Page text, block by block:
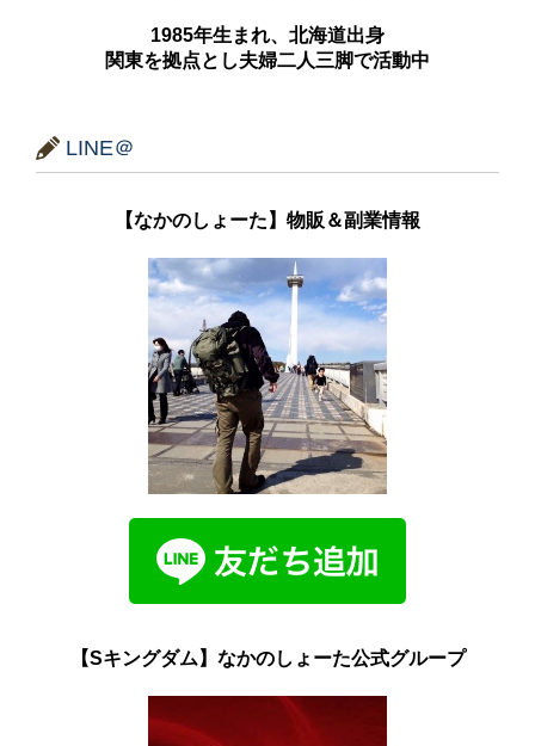
1985年生まれ、北海道出身
関東を拠点とし夫婦二人三脚で活動中
LINE＠
【なかのしょーた】物販＆副業情報
【Sキングダム】なかのしょーた公式グループ